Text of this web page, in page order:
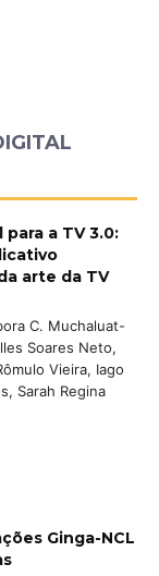
a TV 3.0:
arte da TV
C. Muchaluat-
Soares Neto,
Vieira, Iago
Sarah Regina
Ginga-NCL